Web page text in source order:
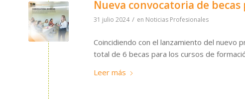
Nueva convocatoria de
31 julio 2024 / en Noticias Profesionales
Coincidiendo con el lanzamiento del nuevo
total de 6 becas para los cursos de
Leer más